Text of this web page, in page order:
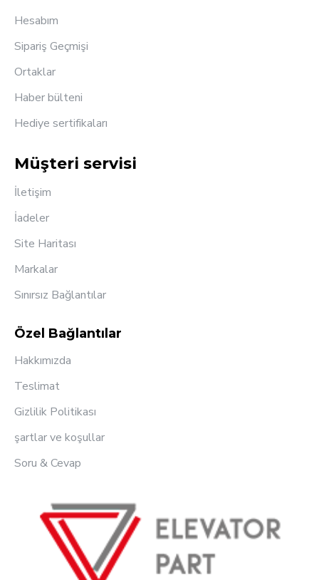
Hesabım
Sipariş Geçmişi
Ortaklar
Haber bülteni
Hediye sertifikaları
Müşteri servisi
İletişim
İadeler
Site Haritası
Markalar
Sınırsız Bağlantılar
Özel Bağlantılar
Hakkımızda
Teslimat
Gizlilik Politikası
şartlar ve koşullar
Soru & Cevap